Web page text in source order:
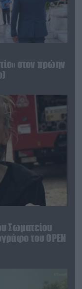
στον πρώην
Σωματείου
του OPEN